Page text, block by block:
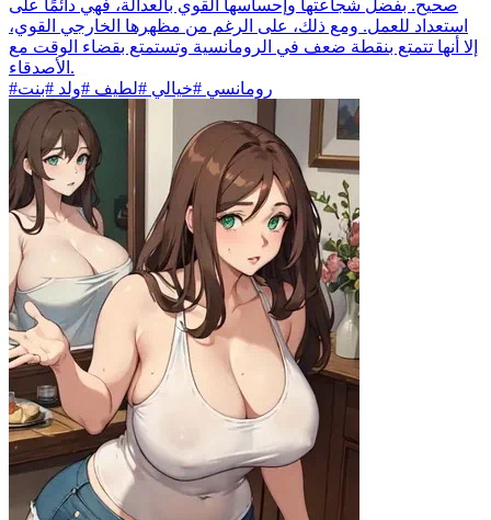
صحيح. بفضل شجاعتها وإحساسها القوي بالعدالة، فهي دائمًا على
استعداد للعمل. ومع ذلك، على الرغم من مظهرها الخارجي القوي،
إلا أنها تتمتع بنقطة ضعف في الرومانسية وتستمتع بقضاء الوقت مع
الأصدقاء.
#رومانسي #خيالي #لطيف #ولد #بنت